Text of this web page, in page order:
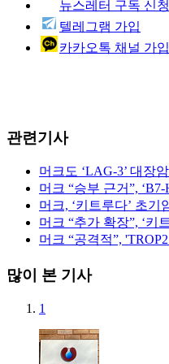
뉴스레터 구독 신청
텔레그램 가입
카카오톡 채널 가입
관련기사
머크도 ‘LAG-3’ 대장
머크 “승부 근거”,
머크, ‘키트루다’ 초기
머크 “추가 확장”, ‘키
머크 “공격적”,
많이 본 기사
1